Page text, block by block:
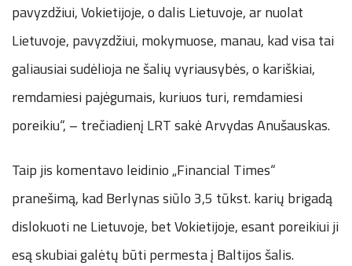
pavyzdžiui, Vokietijoje, o dalis Lietuvoje, ar nuolat
Lietuvoje, pavyzdžiui, mokymuose, manau, kad visa tai
galiausiai sudėlioja ne šalių vyriausybės, o kariškiai,
remdamiesi pajėgumais, kuriuos turi, remdamiesi
poreikiu“, – trečiadienį LRT sakė Arvydas Anušauskas.
Taip jis komentavo leidinio „Financial Times“
pranešimą, kad Berlynas siūlo 3,5 tūkst. karių brigadą
dislokuoti ne Lietuvoje, bet Vokietijoje, esant poreikiui ji
esą skubiai galėtų būti permesta į Baltijos šalis.